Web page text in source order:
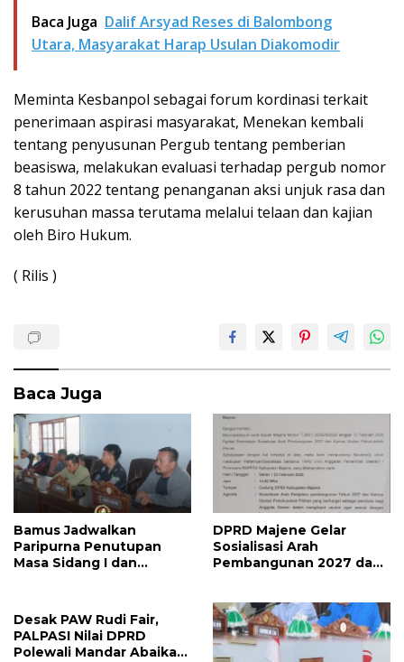
Baca Juga Dalif Arsyad Reses di Balombong
Utara, Masyarakat Harap Usulan Diakomodir
Meminta Kesbanpol sebagai forum kordinasi terkait
penerimaan aspirasi masyarakat, Menekan kembali
tentang penyusunan Pergub tentang pemberian
beasiswa, melakukan evaluasi terhadap pergub nomor
8 tahun 2022 tentang penanganan aksi unjuk rasa dan
kerusuhan massa terutama melalui telaan dan kajian
oleh Biro Hukum.
( Rilis )
Baca Juga
Bamus Jadwalkan
Paripurna Penutupan
Masa Sidang I dan
Siapkan Agenda
Strategis
DPRD Majene Gelar
Sosialisasi Arah
Pembangunan 2027 dan
Desak PAW Rudi Fair,
PALPASI Nilai DPRD
Polewali Mandar Abaikan